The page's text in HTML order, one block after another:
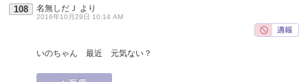
108 名無しだＪ より
2016年10月29日 10:14 AM
いのちゃん 最近 元気ない？